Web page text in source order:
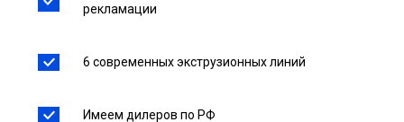
рекламации
6 современных экструзионных линий
Имеем дилеров по РФ